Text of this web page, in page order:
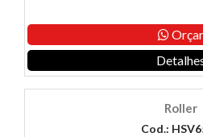
Orçar
Roller
Cod.: